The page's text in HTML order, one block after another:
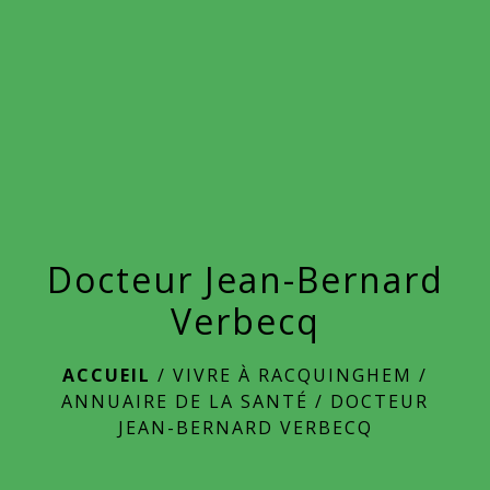
Docteur Jean-Bernard
Verbecq
ACCUEIL / VIVRE À RACQUINGHEM /
ANNUAIRE DE LA SANTÉ / DOCTEUR
JEAN-BERNARD VERBECQ